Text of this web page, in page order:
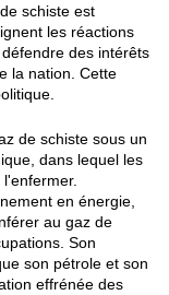
schiste est
les réactions
des intérêts
la nation. Cette
de schiste sous un
dans lequel les
en énergie,
au gaz de
Son
son pétrole et son
effrénée des